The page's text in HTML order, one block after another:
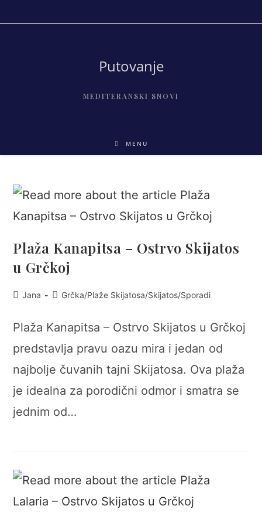
to
Putovanje
MEDITERANSKI SNOVI
MENU
Plaža Kanapitsa – Ostrvo Skijatos
u Grčkoj
PostJana
PostGrčka/Plaže Skijatosa/Skijatos/Sporadi
Plaža Kanapitsa – Ostrvo Skijatos u Grčkoj
predstavlja pravu oazu mira i jedan od
najbolje čuvanih tajni Skijatosa. Ova plaža
je idealna za porodični odmor i smatra se
jednim od…